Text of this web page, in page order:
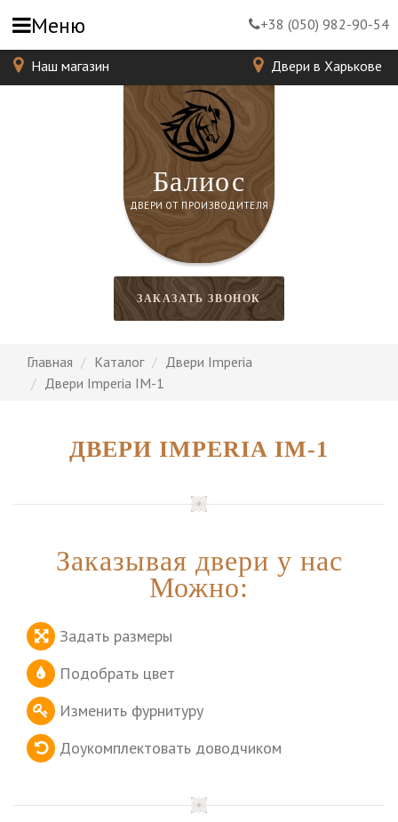
Балиос
ДВЕРИ ОТ ПРОИЗВОДИТЕЛЯ
Наш магазин Двери в Харькове
ЗАКАЗАТЬ ЗВОНОК
Главная Каталог
Двери Imperia
Двери Imperia IM-1
ДВЕРИ IMPERIA IM-1
Заказывая двери у нас
Можно:
Задать размеры
Подобрать цвет
Изменить фурнитуру
Доукомплектовать доводчиком
Меню +38 (050) 982-90-54